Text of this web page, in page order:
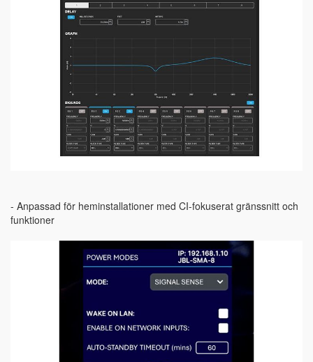
- Anpassad för heminstallationer med CI-fokuserat gränssnitt och
funktioner